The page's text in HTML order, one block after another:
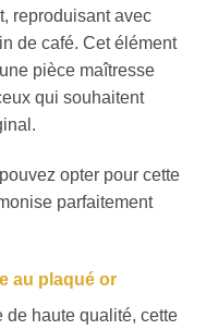
reproduisant avec
de café. Cet élément
pièce maîtresse
qui souhaitent
opter pour cette
parfaitement
au plaqué or
haute qualité, cette